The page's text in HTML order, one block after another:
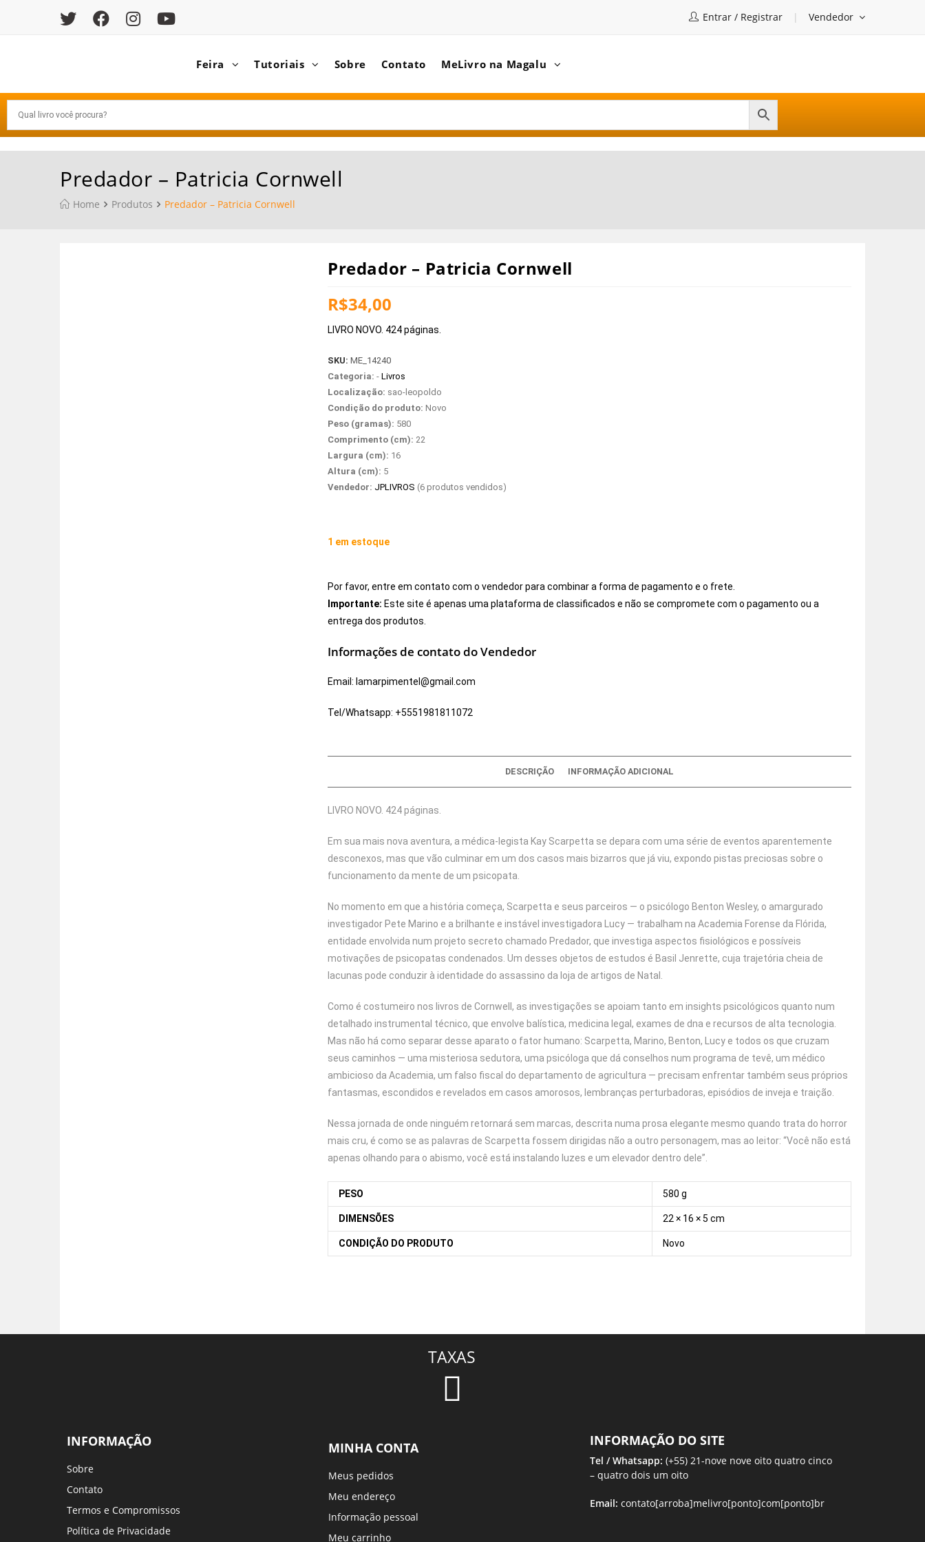
Entrar / Registrar Vendedor
Feira Tutoriais Sobre Contato MeLivro na Magalu
Predador – Patricia Cornwell
Home Produtos Predador – Patricia Cornwell
Predador – Patricia Cornwell
R$34,00
LIVRO NOVO. 424 páginas.
SKU: ME_14240
Categoria: - Livros
Localização: sao-leopoldo
Condição do produto: Novo
Peso (gramas): 580
Comprimento (cm): 22
Largura (cm): 16
Altura (cm): 5
Vendedor: JPLIVROS (6 produtos vendidos)
1 em estoque
Por favor, entre em contato com o vendedor para combinar a forma de pagamento e o frete.
Importante: Este site é apenas uma plataforma de classificados e não se compromete com o pagamento ou a
entrega dos produtos.
Informações de contato do Vendedor
Email: lamarpimentel@gmail.com
Tel/Whatsapp: +5551981811072
DESCRIÇÃO INFORMAÇÃO ADICIONAL
LIVRO NOVO. 424 páginas.
Em sua mais nova aventura, a médica-legista Kay Scarpetta se depara com uma série de eventos aparentemente
desconexos, mas que vão culminar em um dos casos mais bizarros que já viu, expondo pistas preciosas sobre o
funcionamento da mente de um psicopata.
No momento em que a história começa, Scarpetta e seus parceiros — o psicólogo Benton Wesley, o amargurado
investigador Pete Marino e a brilhante e instável investigadora Lucy — trabalham na Academia Forense da Flórida,
entidade envolvida num projeto secreto chamado Predador, que investiga aspectos fisiológicos e possíveis
motivações de psicopatas condenados. Um desses objetos de estudos é Basil Jenrette, cuja trajetória cheia de
lacunas pode conduzir à identidade do assassino da loja de artigos de Natal.
Como é costumeiro nos livros de Cornwell, as investigações se apoiam tanto em insights psicológicos quanto num
detalhado instrumental técnico, que envolve balística, medicina legal, exames de dna e recursos de alta tecnologia.
Mas não há como separar desse aparato o fator humano: Scarpetta, Marino, Benton, Lucy e todos os que cruzam
seus caminhos — uma misteriosa sedutora, uma psicóloga que dá conselhos num programa de tevê, um médico
ambicioso da Academia, um falso fiscal do departamento de agricultura — precisam enfrentar também seus próprios
fantasmas, escondidos e revelados em casos amorosos, lembranças perturbadoras, episódios de inveja e traição.
Nessa jornada de onde ninguém retornará sem marcas, descrita numa prosa elegante mesmo quando trata do horror
mais cru, é como se as palavras de Scarpetta fossem dirigidas não a outro personagem, mas ao leitor: “Você não está
apenas olhando para o abismo, você está instalando luzes e um elevador dentro dele”.
PESO 580 g
DIMENSÕES 22 × 16 × 5 cm
CONDIÇÃO DO PRODUTO Novo
INFORMAÇÃO
Sobre
Contato
Termos e Compromissos
Política de Privacidade
TAXAS
MINHA CONTA
Meus pedidos
Meu endereço
Informação pessoal
Meu carrinho
INFORMAÇÃO DO SITE
Tel / Whatsapp: (+55) 21-nove nove oito quatro cinco
– quatro dois um oito
Email: contato[arroba]melivro[ponto]com[ponto]br